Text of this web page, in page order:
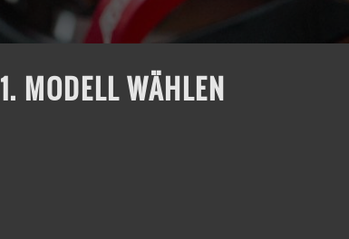
1. MODELL WÄHLEN